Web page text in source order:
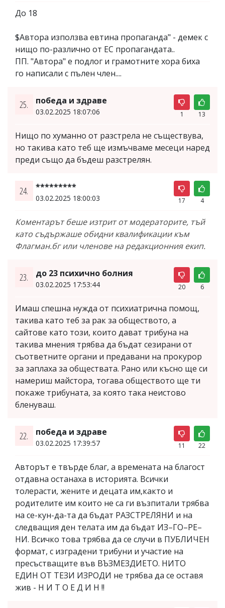
До 18
$Автора използва евтина пропаганда" - демек с
нищо по-различно от ЕС пропагандата..
ПП. "Автора" е подлог и грамотните хора биха
го написали с пълен член....
25. победа и здраве
03.02.2025 18:07:06 1 13
Нищо по хуманно от разстрела не съществува,
но такива като теб ще измъчваме месеци наред
преди също да бъдеш разстрелян.
24. *********
03.02.2025 18:00:03 17 4
Коментарът беше изтрит от модераторите, тъй
като съдържаше обидни квалификации към
Флагман.бг или членове на редакционния екип.
23. до 23 психично болния
03.02.2025 17:53:44 20 6
Имаш спешна нужда от психиатрична помощ,
такива като теб за рак за обществото, а
сайтове като този, които дават трибуна на
такива мнения трябва да бъдат сезирани от
съответните органи и предавани на прокурор
за заплаха за обществата. Рано или късно ще си
намериш майстора, тогава обществото ще ти
покаже трибуната, за която така неистово
бленуваш.
22. победа и здраве
03.02.2025 17:39:57 11 22
Авторът е твърде благ, а времената на благост
отдавна останаха в историята. Всички
толерасти, жените и децата им,както и
родителите им които не са ги възпитали трябва
на се-кун-да-та да бъдат РАЗСТРЕЛЯНИ и на
следващия ден телата им да бъдат ИЗ–ГО–РЕ–
НИ. Всичко това трябва да се случи в ПУБЛИЧЕН
формат, с изградени трибуни и участие на
пресъстващите във ВЪЗМЕЗДИЕТО. НИТО
ЕДИН ОТ ТЕЗИ ИЗРОДИ не трябва да се оставя
жив - Н И Т О Е Д И Н !!